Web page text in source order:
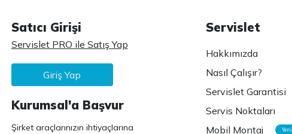
Satıcı Girişi
Servislet PRO ile Satış Yap
Giriş Yap
Kurumsal'a Başvur
Şirket araçlarınızın ihtiyaçlarına
Servislet
Hakkımızda
Nasıl Çalışır?
Servislet Garantisi
Servis Noktaları
Mobil Montaj
Yeni